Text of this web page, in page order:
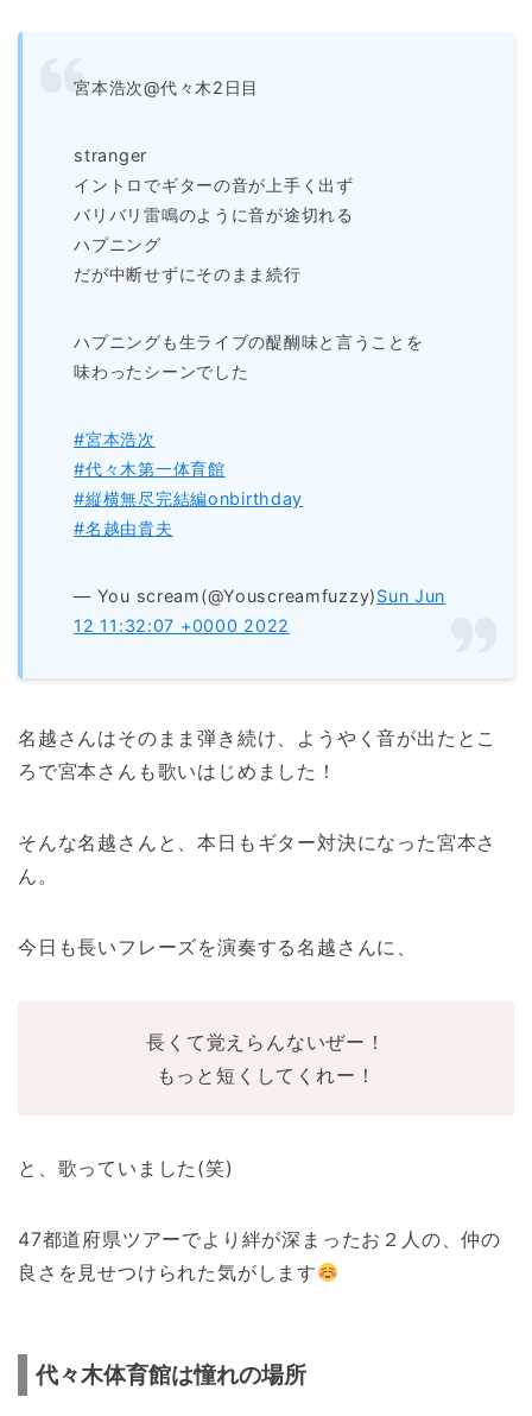
宮本浩次@代々木2日目
stranger
イントロでギターの音が上手く出ず
バリバリ雷鳴のように音が途切れる
ハプニング
だが中断せずにそのまま続行
ハプニングも生ライブの醍醐味と言うことを
味わったシーンでした
#宮本浩次
#代々木第一体育館
#縦横無尽完結編onbirthday
#名越由貴夫
— You scream(@Youscreamfuzzy)Sun Jun
12 11:32:07 +0000 2022
名越さんはそのまま弾き続け、ようやく音が出たとこ
ろで宮本さんも歌いはじめました！
そんな名越さんと、本日もギター対決になった宮本さ
ん。
今日も長いフレーズを演奏する名越さんに、
長くて覚えらんないぜー！
もっと短くしてくれー！
と、歌っていました(笑)
47都道府県ツアーでより絆が深まったお２人の、仲の
良さを見せつけられた気がします
代々木体育館は憧れの場所